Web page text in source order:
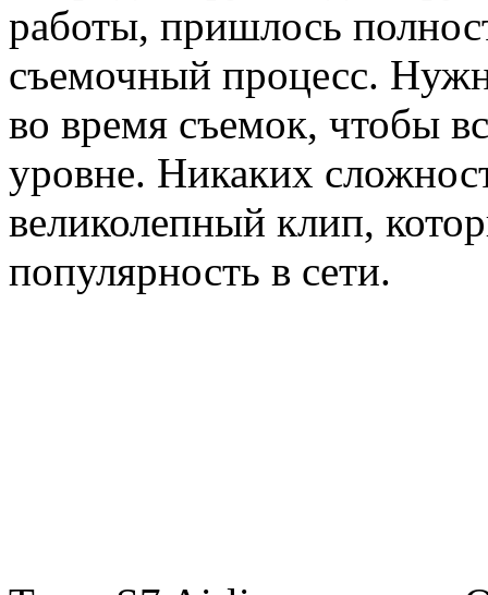
работы, пришлось
съемочный процесс.
во время съемок, чтобы
уровне. Никаких
великолепный клип,
популярность в сети.